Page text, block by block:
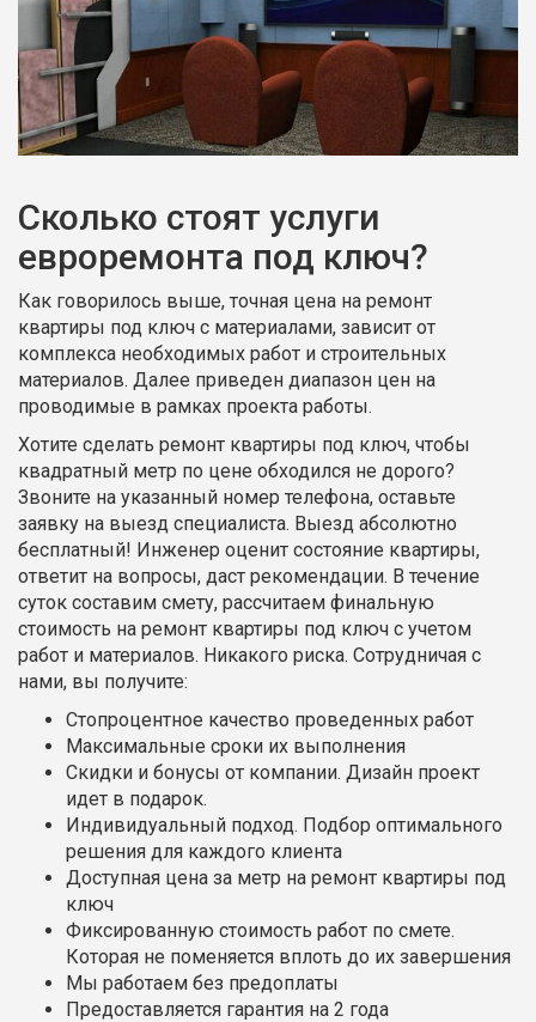
Сколько стоят услуги
евроремонта под ключ?
Как говорилось выше, точная цена на ремонт
квартиры под ключ с материалами, зависит от
комплекса необходимых работ и строительных
материалов. Далее приведен диапазон цен на
проводимые в рамках проекта работы.
Хотите сделать ремонт квартиры под ключ, чтобы
квадратный метр по цене обходился не дорого?
Звоните на указанный номер телефона, оставьте
заявку на выезд специалиста. Выезд абсолютно
бесплатный! Инженер оценит состояние квартиры,
ответит на вопросы, даст рекомендации. В течение
суток составим смету, рассчитаем финальную
стоимость на ремонт квартиры под ключ с учетом
работ и материалов. Никакого риска. Сотрудничая с
нами, вы получите:
Стопроцентное качество проведенных работ
Максимальные сроки их выполнения
Скидки и бонусы от компании. Дизайн проект
идет в подарок.
Индивидуальный подход. Подбор оптимального
решения для каждого клиента
Доступная цена за метр на ремонт квартиры под
ключ
Фиксированную стоимость работ по смете.
Которая не поменяется вплоть до их завершения
Мы работаем без предоплаты
Предоставляется гарантия на 2 года